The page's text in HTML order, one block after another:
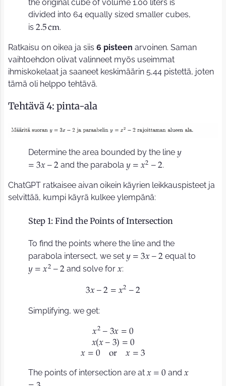
the original cube of volume 1.00 liters is
divided into 64 equally sized smaller cubes,
is 2.5cm.
Ratkaisu on oikea ja siis 6 pisteen arvoinen. Saman
vaihtoehdon olivat valinneet myös useimmat
ihmiskokelaat ja saaneet keskimäärin 5,44 pistettä, joten
tämä oli helppo tehtävä.
Tehtävä 4: pinta-ala
Determine the area bounded by the line 𝑦
= 3𝑥−2 and the parabola 𝑦= 𝑥2 −2.
ChatGPT ratkaisee aivan oikein käyrien leikkauspisteet ja
selvittää, kumpi käyrä kulkee ylempänä:
Step 1: Find the Points of Intersection
To find the points where the line and the
parabola intersect, we set 𝑦= 3𝑥−2 equal to
𝑦= 𝑥2 −2 and solve for 𝑥:
3𝑥−2 =𝑥2 −2
Simplifying, we get:
𝑥2 −3𝑥 =0
𝑥(𝑥−3) =0
𝑥 =0 or 𝑥 =3
The points of intersection are at 𝑥= 0 and𝑥